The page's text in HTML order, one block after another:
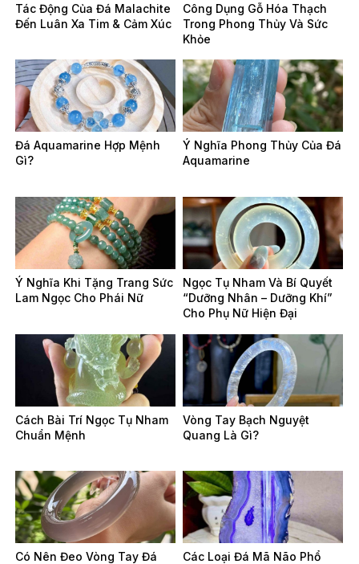
Tác Động Của Đá Malachite
Đến Luân Xa Tim & Cảm Xúc
Công Dụng Gỗ Hóa Thạch
Trong Phong Thủy Và Sức
Khỏe
Đá Aquamarine Hợp Mệnh
Gì?
Ý Nghĩa Phong Thủy Của Đá
Aquamarine
Ý Nghĩa Khi Tặng Trang Sức
Lam Ngọc Cho Phái Nữ
Ngọc Tụ Nham Và Bí Quyết
“Dưỡng Nhân – Dưỡng Khí”
Cho Phụ Nữ Hiện Đại
Cách Bài Trí Ngọc Tụ Nham
Chuẩn Mệnh
Vòng Tay Bạch Nguyệt
Quang Là Gì?
Có Nên Đeo Vòng Tay Đá Các Loại Đá Mã Não Phổ